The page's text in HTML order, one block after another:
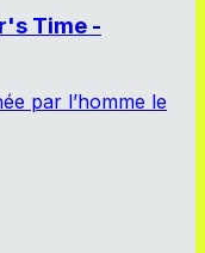
Time -
par l’homme le